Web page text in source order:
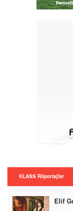
KLASS Röportajlar
Elif